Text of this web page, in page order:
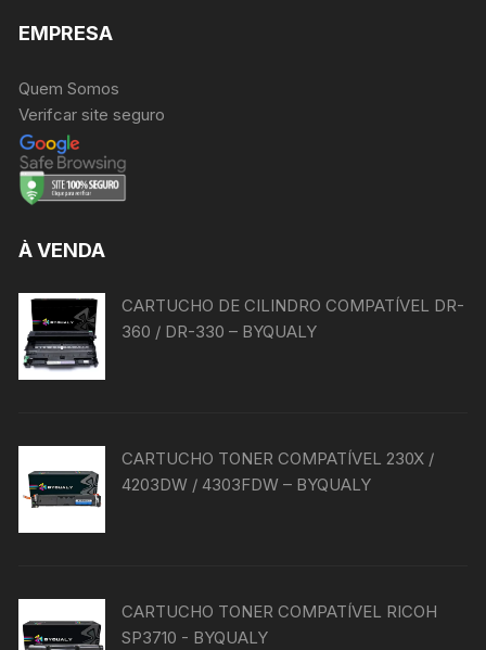
EMPRESA
Quem Somos
Verifcar site seguro
À VENDA
CARTUCHO DE CILINDRO COMPATÍVEL DR-
360 / DR-330 – BYQUALY
CARTUCHO TONER COMPATÍVEL 230X /
4203DW / 4303FDW – BYQUALY
CARTUCHO TONER COMPATÍVEL RICOH
SP3710 - BYQUALY